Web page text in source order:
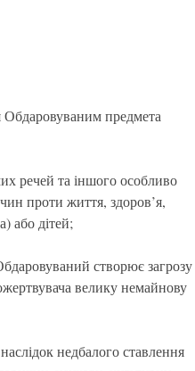
Обдаровуваним предмета
речей та іншого особливо
проти життя, здоров’я,
або дітей;
створює загрозу
велику немайнову
недбалого ставлення